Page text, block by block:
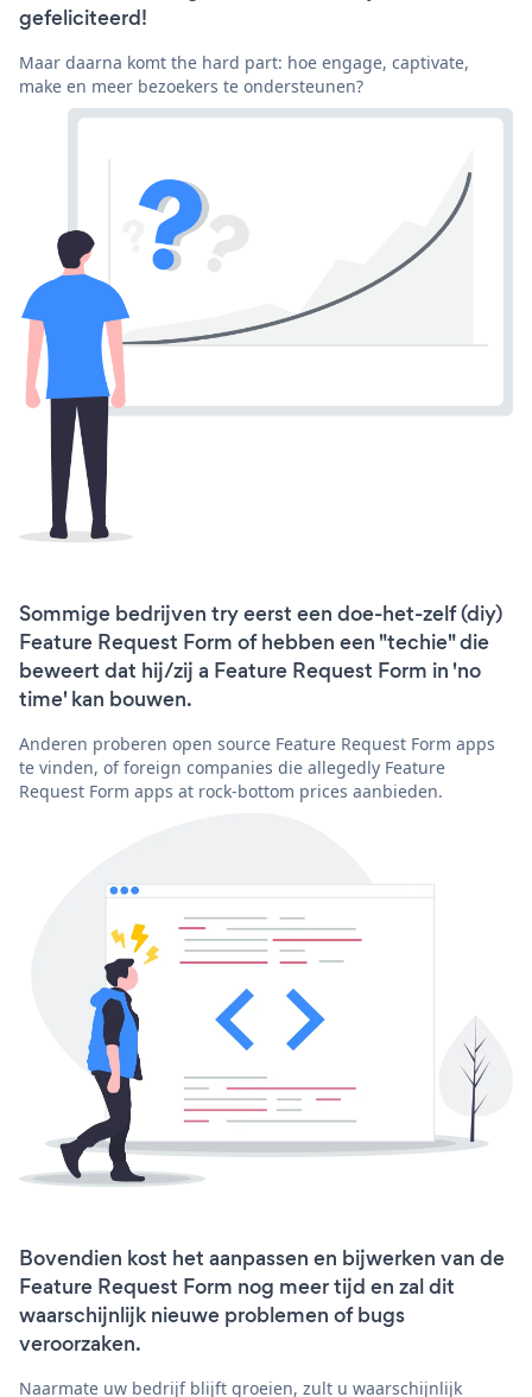
gefeliciteerd!
Maar daarna komt the hard part: hoe engage, captivate,
make en meer bezoekers te ondersteunen?
Sommige bedrijven try eerst een doe-het-zelf (diy)
Feature Request Form of hebben een "techie" die
beweert dat hij/zij a Feature Request Form in 'no
time' kan bouwen.
Anderen proberen open source Feature Request Form apps
te vinden, of foreign companies die allegedly Feature
Request Form apps at rock-bottom prices aanbieden.
Bovendien kost het aanpassen en bijwerken van de
Feature Request Form nog meer tijd en zal dit
waarschijnlijk nieuwe problemen of bugs
veroorzaken.
Naarmate uw bedrijf blijft groeien, zult u waarschijnlijk